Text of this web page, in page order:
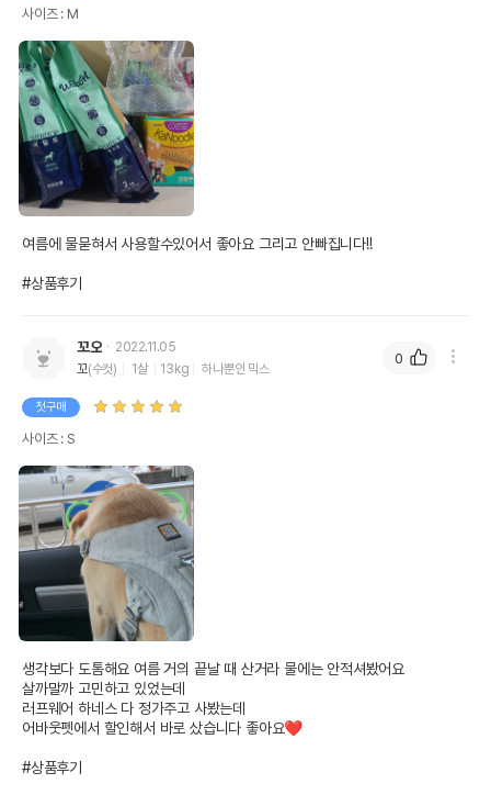
사이즈 : M
여름에 물묻혀서 사용할수있어서 좋아요 그리고 안빠집니다!!
#상품후기
꼬오
2022.11.05
꼬(수컷) 1살 13kg 하나뿐인 믹스
첫구매
사이즈 : S
생각보다 도톰해요 여름 거의 끝날 때 산거라 물에는 안적셔봤어요
살까말까 고민하고 있었는데
러프웨어 하네스 다 정가주고 사봤는데
어바웃펫에서 할인해서 바로 샀습니다 좋아요❤️
#상품후기
0